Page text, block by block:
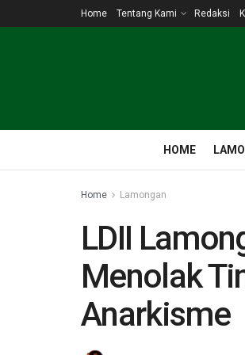
Home Tentang Kami Redaksi
HOME
Home Lamongan
LDII
Menolak
Anarkisme